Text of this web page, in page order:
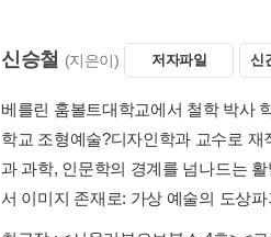
신승철 (지은이) 저자파일 신
베를린 훔볼트대학교에서 철학 박사
학교 조형예술?디자인학과 교수로
과 과학, 인문학의 경계를 넘나드는
서 이미지 존재로: 가상 예술의 도상